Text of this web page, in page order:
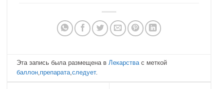
Эта запись была размещена в Лекарства с меткой
баллон препарата ,следует.